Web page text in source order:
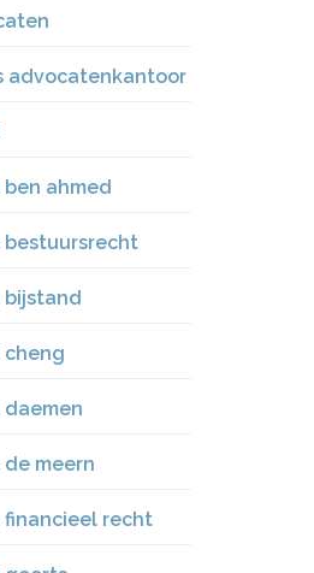
advocatenkantoor
ahmed
meern
recht